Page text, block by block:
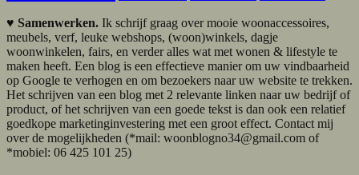
♥ Samenwerken. Ik schrijf graag over mooie woonaccessoires,
meubels, verf, leuke webshops, (woon)winkels, dagje
woonwinkelen, fairs, en verder alles wat met wonen & lifestyle te
maken heeft. Een blog is een effectieve manier om uw vindbaarheid
op Google te verhogen en om bezoekers naar uw website te trekken.
Het schrijven van een blog met 2 relevante linken naar uw bedrijf of
product, of het schrijven van een goede tekst is dan ook een relatief
goedkope marketinginvestering met een groot effect. Contact mij
over de mogelijkheden (*mail: woonblogno34@gmail.com of
*mobiel: 06 425 101 25)